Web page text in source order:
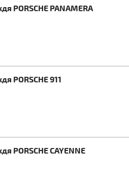
PORSCHE PANAMERA
PORSCHE 911
PORSCHE CAYENNE